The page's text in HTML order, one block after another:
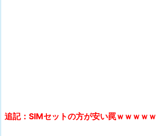
追記：SIMセットの方が安い罠ｗｗｗｗｗ